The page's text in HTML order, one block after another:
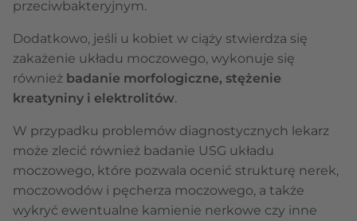
przeciwbakteryjnym.
Dodatkowo, jeśli u kobiet w ciąży stwierdza się
zakażenie układu moczowego, wykonuje się
również badanie morfologiczne, stężenie
kreatyniny i elektrolitów.
W przypadku problemów diagnostycznych lekarz
może zlecić również badanie USG układu
moczowego, które pozwala ocenić strukturę nerek,
moczowodów i pęcherza moczowego, a także
wykryć ewentualne kamienie nerkowe czy inne